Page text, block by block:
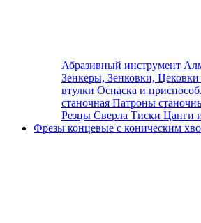
Абразивный инструмент
Зенкеры, Зенковки, Цековки
втулки Оснаска и
станочная Патроны
Резцы Сверла Тиски Цанги
Фрезы концевые с коническим